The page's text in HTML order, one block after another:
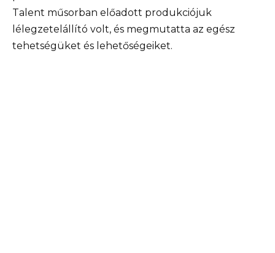
Talent műsorban előadott produkciójuk
lélegzetelállító volt, és megmutatta az egész
tehetségüket és lehetőségeiket.